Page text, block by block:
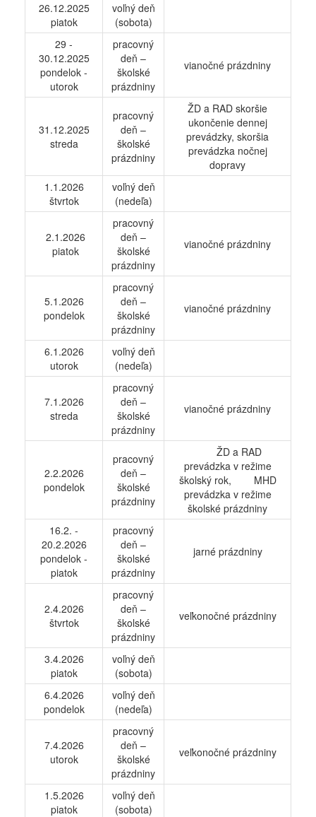
26.12.2025
piatok
voľný deň
(sobota)
29 -
30.12.2025
pondelok -
utorok
pracovný
deň –
školské
prázdniny
vianočné prázdniny
31.12.2025
streda
pracovný
deň –
školské
prázdniny
ŽD a RAD skoršie
ukončenie dennej
prevádzky, skoršia
prevádzka nočnej
dopravy
1.1.2026
štvrtok
voľný deň
(nedeľa)
2.1.2026
piatok
pracovný
deň –
školské
prázdniny
vianočné prázdniny
5.1.2026
pondelok
pracovný
deň –
školské
prázdniny
vianočné prázdniny
6.1.2026
utorok
voľný deň
(nedeľa)
7.1.2026
streda
pracovný
deň –
školské
prázdniny
vianočné prázdniny
2.2.2026
pondelok
pracovný
deň –
školské
prázdniny
ŽD a RAD
prevádzka v režime
školský rok, MHD
prevádzka v režime
školské prázdniny
16.2. -
20.2.2026
pondelok -
piatok
pracovný
deň –
školské
prázdniny
jarné prázdniny
2.4.2026
štvrtok
pracovný
deň –
školské
prázdniny
veľkonočné prázdniny
3.4.2026
piatok
voľný deň
(sobota)
6.4.2026
pondelok
voľný deň
(nedeľa)
7.4.2026
utorok
pracovný
deň –
školské
prázdniny
veľkonočné prázdniny
1.5.2026
piatok
voľný deň
(sobota)